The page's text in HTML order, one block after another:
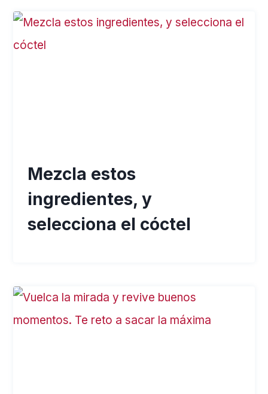
Mezcla estos
ingredientes, y
selecciona el cóctel